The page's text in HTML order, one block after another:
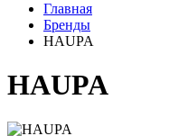
Главная
Бренды
HAUPA
HAUPA